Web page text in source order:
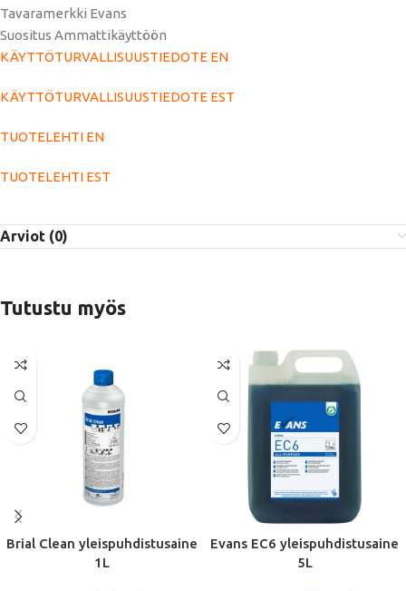
Tavaramerkki Evans
Suositus Ammattikäyttöön
KÄYTTÖTURVALLISUUSTIEDOTE EN
KÄYTTÖTURVALLISUUSTIEDOTE EST
TUOTELEHTI EN
TUOTELEHTI EST
Arviot (0)
Tutustu myös
Brial Clean yleispuhdistusaine
1L
Evans EC6 yleispuhdistusaine
5L